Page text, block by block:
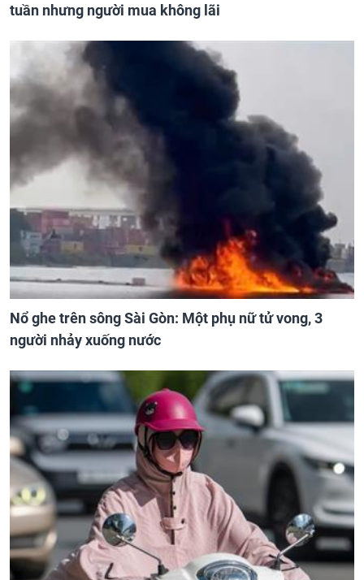
tuần nhưng người mua không lãi
Nổ ghe trên sông Sài Gòn: Một phụ nữ tử vong, 3
người nhảy xuống nước